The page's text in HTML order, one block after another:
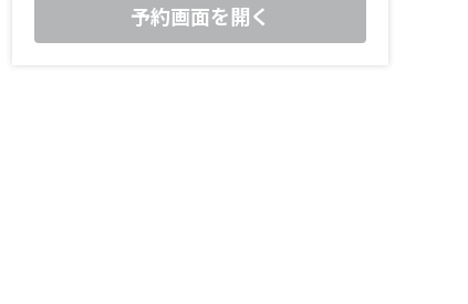
予約画面を開く